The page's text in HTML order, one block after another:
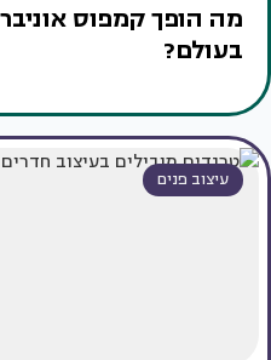
מה הופך קמפוס
בעולם?
עיצוב פנים